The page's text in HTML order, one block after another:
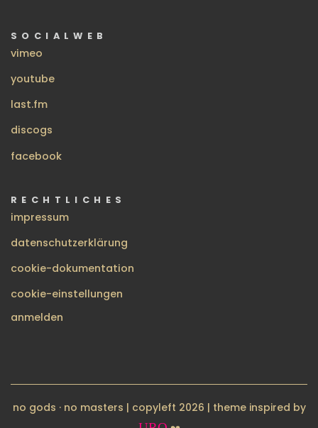
SOCIALWEB
vimeo
youtube
last.fm
discogs
facebook
RECHTLICHES
impressum
datenschutzerklärung
cookie-dokumentation
cookie-einstellungen
BENUTZERMENÜ
anmelden
no gods · no masters | copyleft 2026 | theme inspired by